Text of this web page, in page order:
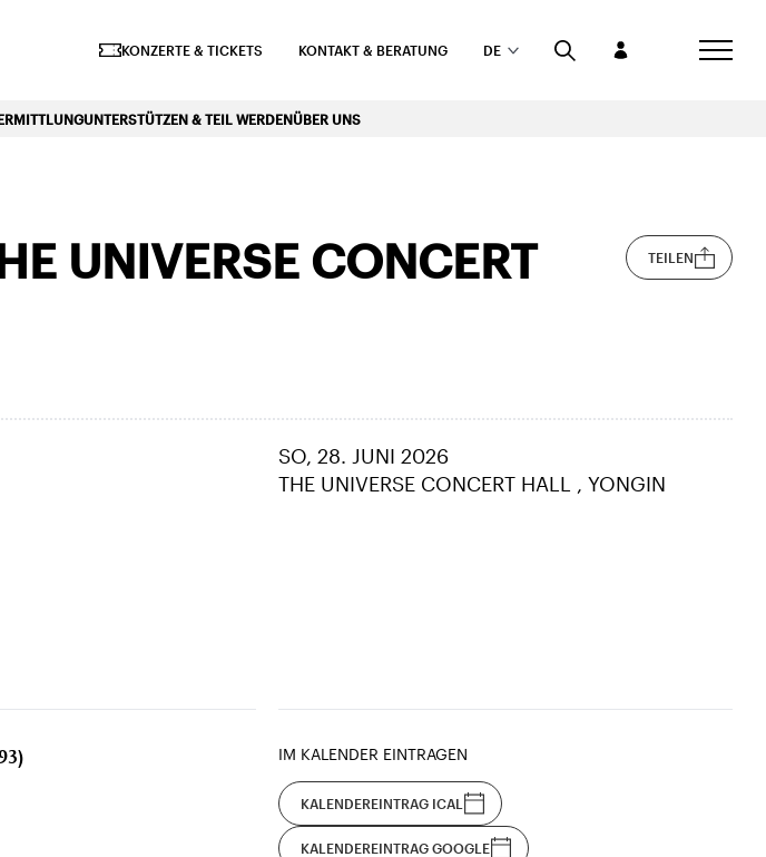
KONZERTE & TICKETS KONTAKT & BERATUNG DE
UNTERSTÜTZEN & TEIL WERDENÜBER UNS
UNIVERSE CONCERT
TEILEN
SO, 28. JUNI 2026
THE UNIVERSE CONCERT HALL
YONGIN
IM KALENDER EINTRAGEN
KALENDEREINTRAG ICAL
KALENDEREINTRAG GOOGLE